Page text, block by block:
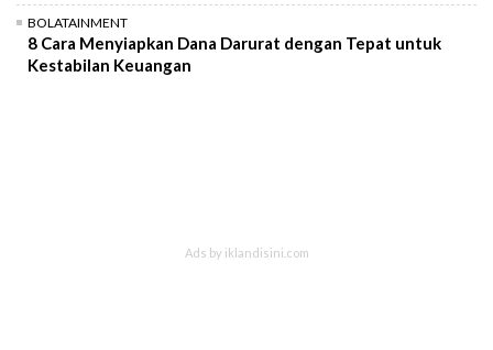
BOLATAINMENT
8 Cara Menyiapkan Dana Darurat dengan Tepat untuk
Kestabilan Keuangan